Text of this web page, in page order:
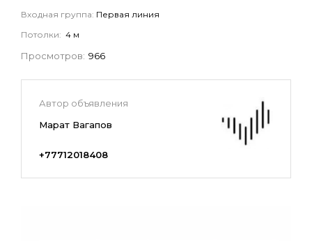
Входная группа: Первая линия
Потолки: 4 м
Просмотров: 966
Автор объявления
Марат Вагапов
+77712018408